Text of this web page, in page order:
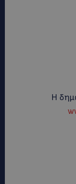
Η